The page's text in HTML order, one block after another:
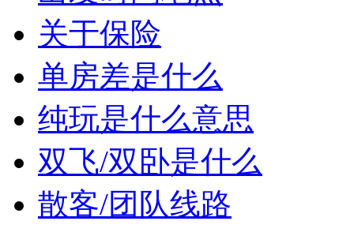
关于保险
单房差是什么
纯玩是什么意思
双飞/双卧是什么
散客/团队线路